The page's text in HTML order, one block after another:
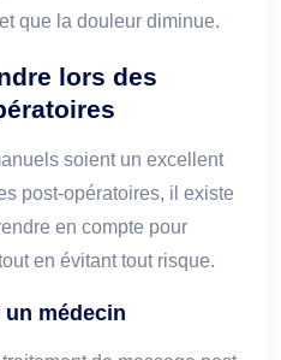
que la douleur diminue.
lors des
soient un excellent
post-opératoires, il existe
en compte pour
en évitant tout risque.
médecin